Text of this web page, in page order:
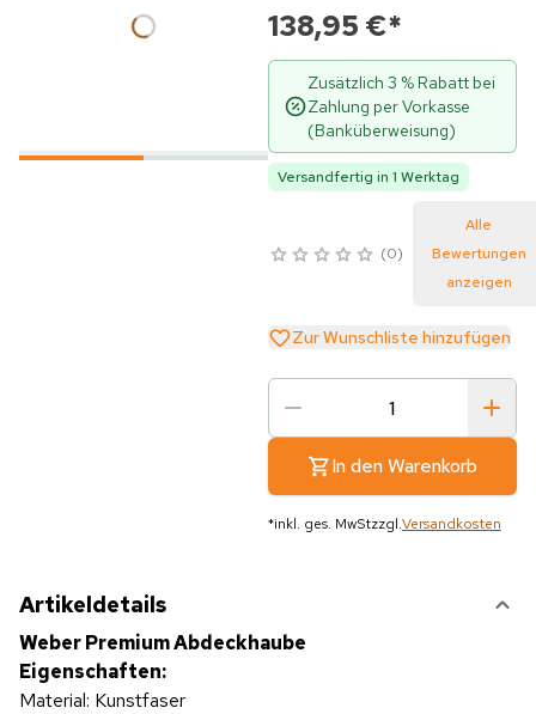
138,95 €*
Zusätzlich 3 % Rabatt bei
Zahlung per Vorkasse
(Banküberweisung)
Versandfertig in 1 Werktag
0
Alle
Bewertungen
anzeigen
Zur Wunschliste hinzufügen
In den Warenkorb
*inkl. ges. MwStzzgl.Versandkosten
Artikeldetails
Weber Premium Abdeckhaube
Eigenschaften:
Material: Kunstfaser